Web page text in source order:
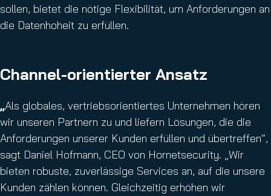
sollen, bietet die nötige Flexibilität, um Anforderungen an
die Datenhoheit zu erfüllen.
Channel-orientierter Ansatz
„Als globales, vertriebsorientiertes Unternehmen hören
wir unseren Partnern zu und liefern Lösungen, die die
Anforderungen unserer Kunden erfüllen und übertreffen“,
sagt Daniel Hofmann, CEO von Hornetsecurity. „Wir
bieten robuste, zuverlässige Services an, auf die unsere
Kunden zählen können. Gleichzeitig erhöhen wir